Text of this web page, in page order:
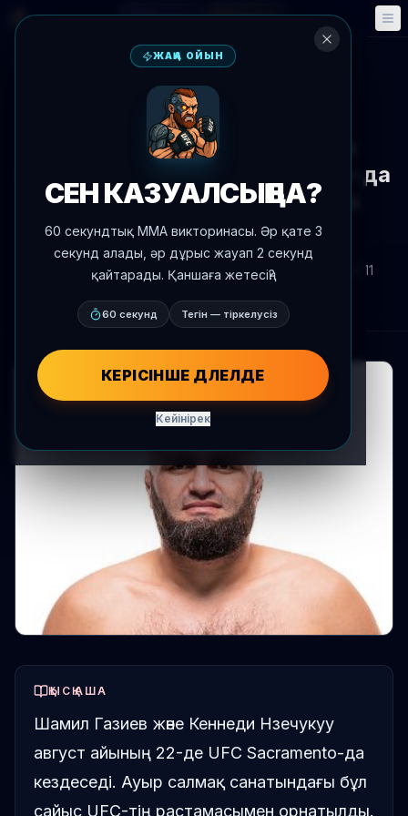
🎮 Фэнтези 📅 Оқиғалар
Жаңалықтарға оралу
Жекпе-жек хабарландыруы
Шамил Газиев пен Кеннеди
Нзечукуу үшін UFC Sacramento-да
август айының 22-де сайыс
белгіленді
Автор: Oscar Nascimento 2026 ж. 7 шілде
, 20:11
ҚЫСҚАША
Шамил Газиев және Кеннеди Нзечукуу
август айының 22-де UFC Sacramento-да
кездеседі. Ауыр салмақ санатындағы бұл
сайыс UFC-тің растамасымен орнатылды.
ЖАҢА ОЙЫН
СЕН КАЗУАЛСЫҢ БА?
60 секундтық MMA викторинасы. Әр қате 3
секунд алады, әр дұрыс жауап 2 секунд
қайтарады. Қаншаға жетесің?
60 секунд Тегін — тіркелусіз
КЕРІСІНШЕ ДӘЛЕЛДЕ
Кейінірек